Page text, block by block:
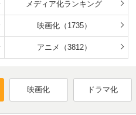
2018年夏
2018年秋
2017年夏
2017年秋
2016年秋
2015年夏
2015年秋
2013年夏
2013年秋
2012年夏
2012年秋
メディア化ランキング
映画化（1735）
アニメ（3812）
映画化 ドラマ化